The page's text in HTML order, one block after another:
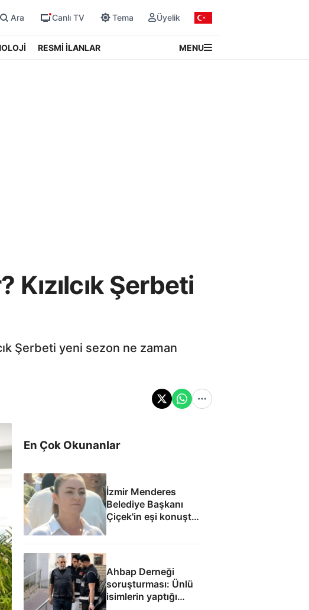
Ara Canlı TV Tema Üyelik
RESMİ İLANLAR MENU
Kızılcık Şerbeti
Şerbeti yeni sezon ne zaman
En Çok Okunanlar
İzmir Menderes
Belediye Başkanı
Çiçek'in eşi konuştu:
Ahbap Derneği
soruşturması: Ünlü
isimlerin yaptığı